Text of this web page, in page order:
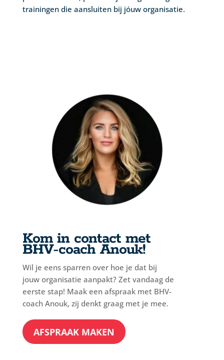
trainingen die aansluiten bij jóuw organisatie.
Kom in contact met
BHV-coach Anouk!
Wil je eens sparren over hoe je dat bij
jouw organisatie aanpakt? Zet vandaag de
eerste stap! Maak een afspraak met BHV-
coach Anouk, zij denkt graag met je mee.
AFSPRAAK MAKEN